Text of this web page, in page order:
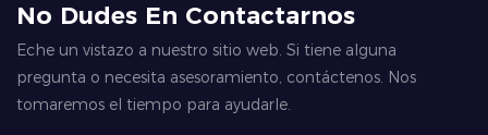
No Dudes En Contactarnos
Eche un vistazo a nuestro sitio web. Si tiene alguna
pregunta o necesita asesoramiento, contáctenos. Nos
tomaremos el tiempo para ayudarle.